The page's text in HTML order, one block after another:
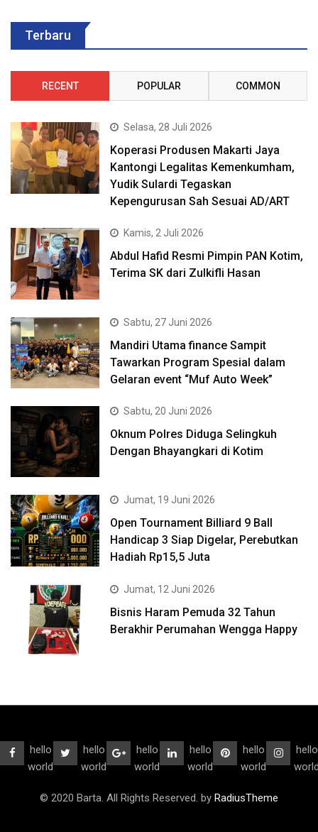
Terbaru
RECENT POPULAR COMMON
Selasa, 28 Juli 2026
Koperasi Produsen Makarti Jaya
Kantongi Legalitas Kemenkumham,
Yudik Sulardi Tegaskan
Kepengurusan Sah Sesuai AD/ART
Kamis, 2 Juli 2026
Abdul Hafid Resmi Pimpin PAN Kotim,
Terima SK dari Zulkifli Hasan
Sabtu, 27 Juni 2026
Mandiri Utama finance Sampit
Tawarkan Program Spesial dalam
Gelaran event “Muf Auto Week”
Sabtu, 20 Juni 2026
Oknum Polres Diduga Selingkuh
Dengan Bhayangkari di Kotim
Jumat, 19 Juni 2026
Open Tournament Billiard 9 Ball
Handicap 3 Siap Digelar, Perebutkan
Hadiah Rp15,5 Juta
Jumat, 12 Juni 2026
Bisnis Haram Pemuda 32 Tahun
Berakhir Perumahan Wengga Happy
hello
world
hello
world
hello
world
hello
world
hello
world
hello
© 2020 Barta. All Rights Reserved. by RadiusTheme